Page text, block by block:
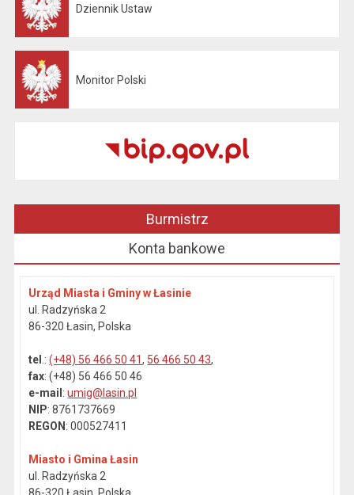
Dziennik Ustaw
Monitor Polski
Burmistrz
Konta bankowe
Urząd Miasta i Gminy w Łasinie
ul. Radzyńska 2
86-320 Łasin, Polska
tel .:(+48) 56 466 50 41, 56 466 50 43,
fax: (+48) 56 466 50 46
e-mail :umig@lasin.pl
NIP: 8761737669
REGON : 000527411
Miasto i Gmina Łasin
ul. Radzyńska 2
86-320 Łasin, Polska